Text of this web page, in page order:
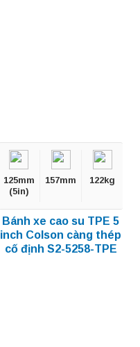
125mm
(5in)
157mm 122kg
Bánh xe cao su TPE 5
inch Colson càng thép
cố định S2-5258-TPE